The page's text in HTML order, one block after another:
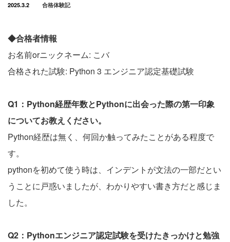
2025.3.2 合格体験記
◆合格者情報
お名前orニックネーム: こバ
合格された試験: Python 3 エンジニア認定基礎試験
Q1：Python経歴年数とPythonに出会った際の第一印象
についてお教えください。
Python経歴は無く、何回か触ってみたことがある程度で
す。
pythonを初めて使う時は、インデントが文法の一部だとい
うことに戸惑いましたが、わかりやすい書き方だと感じま
した。
Q2：Pythonエンジニア認定試験を受けたきっかけと勉強